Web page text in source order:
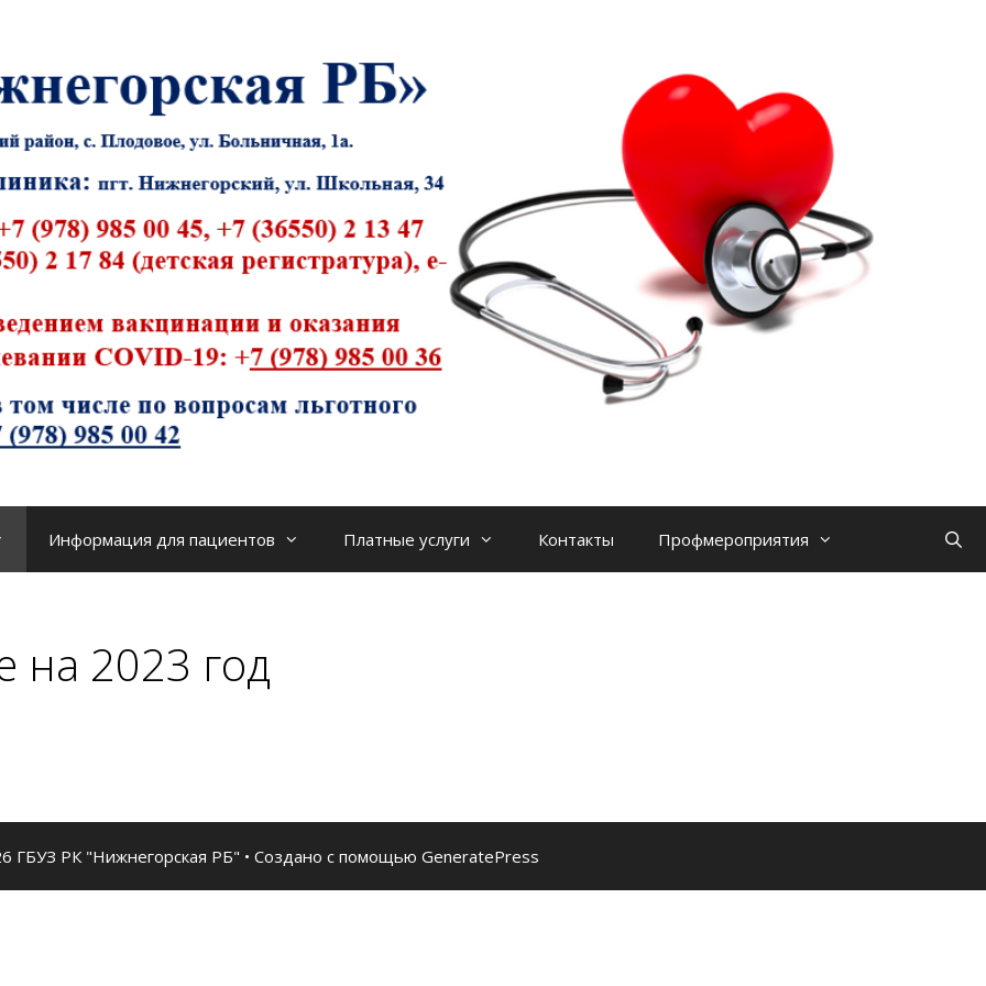
Информация для пациентов Платные услуги Контакты Профмероприятия
на 2023 год
ГБУЗ РК "Нижнегорская РБ" • Создано с помощью GeneratePress